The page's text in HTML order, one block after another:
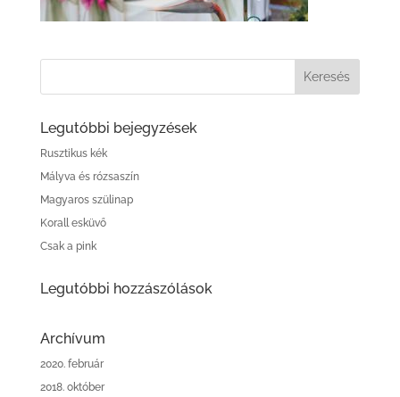
Legutóbbi bejegyzések
Rusztikus kék
Mályva és rózsaszín
Magyaros szülinap
Korall esküvő
Csak a pink
Legutóbbi hozzászólások
Archívum
2020. február
2018. október